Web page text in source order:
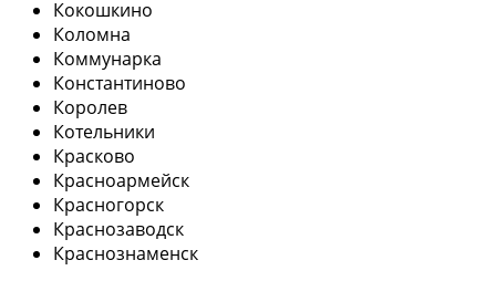
Кокошкино
Коломна
Коммунарка
Константиново
Королев
Котельники
Красково
Красноармейск
Красногорск
Краснозаводск
Краснознаменск